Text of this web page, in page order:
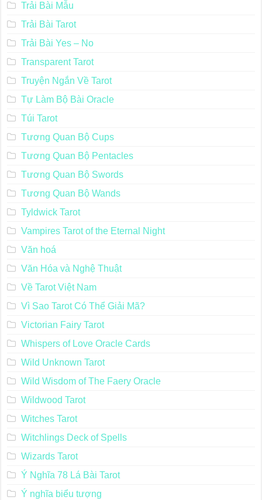
Trải Bài Mẫu
Trải Bài Tarot
Trải Bài Yes – No
Transparent Tarot
Truyện Ngắn Về Tarot
Tự Làm Bộ Bài Oracle
Túi Tarot
Tương Quan Bộ Cups
Tương Quan Bộ Pentacles
Tương Quan Bộ Swords
Tương Quan Bộ Wands
Tyldwick Tarot
Vampires Tarot of the Eternal Night
Văn hoá
Văn Hóa và Nghệ Thuật
Về Tarot Việt Nam
Vì Sao Tarot Có Thể Giải Mã?
Victorian Fairy Tarot
Whispers of Love Oracle Cards
Wild Unknown Tarot
Wild Wisdom of The Faery Oracle
Wildwood Tarot
Witches Tarot
Witchlings Deck of Spells
Wizards Tarot
Ý Nghĩa 78 Lá Bài Tarot
Ý nghĩa biểu tượng